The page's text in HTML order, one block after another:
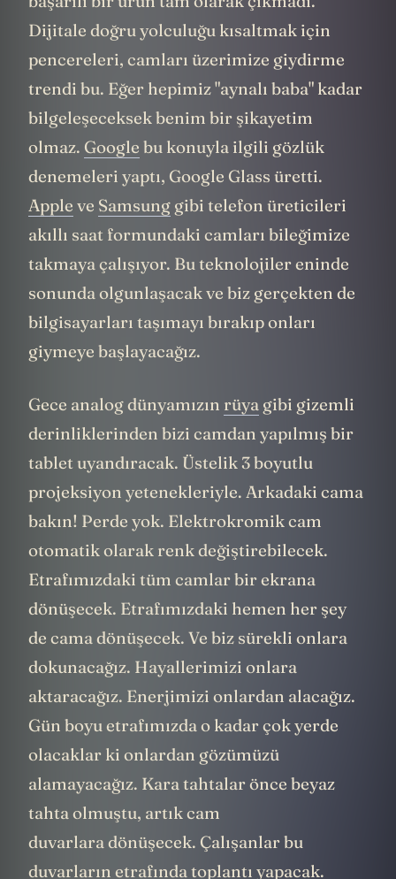
Dijitale doğru yolculuğu kısaltmak için
pencereleri, camları üzerimize giydirme
trendi bu. Eğer hepimiz "aynalı baba" kadar
bilgeleşeceksek benim bir şikayetim
olmaz. Google bu konuyla ilgili gözlük
denemeleri yaptı, Google Glass üretti.
Apple ve Samsung gibi telefon üreticileri
akıllı saat formundaki camları bileğimize
takmaya çalışıyor. Bu teknolojiler eninde
sonunda olgunlaşacak ve biz gerçekten de
bilgisayarları taşımayı bırakıp onları
giymeye başlayacağız.
Gece analog dünyamızın rüya gibi gizemli
derinliklerinden bizi camdan yapılmış bir
tablet uyandıracak. Üstelik 3 boyutlu
projeksiyon yetenekleriyle. Arkadaki cama
bakın! Perde yok. Elektrokromik cam
otomatik olarak renk değiştirebilecek.
Etrafımızdaki tüm camlar bir ekrana
dönüşecek. Etrafımızdaki hemen her şey
de cama dönüşecek. Ve biz sürekli onlara
dokunacağız. Hayallerimizi onlara
aktaracağız. Enerjimizi onlardan alacağız.
Gün boyu etrafımızda o kadar çok yerde
olacaklar ki onlardan gözümüzü
alamayacağız. Kara tahtalar önce beyaz
tahta olmuştu, artık cam
duvarlara dönüşecek. Çalışanlar bu
duvarların etrafında toplantı yapacak.